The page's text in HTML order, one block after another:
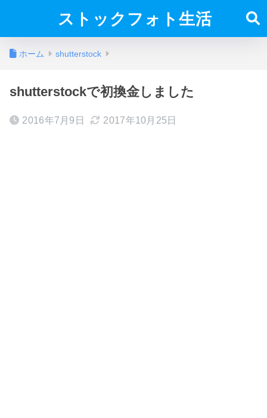
ストックフォト生活
ホーム shutterstock
shutterstockで初換金しました
2016年7月9日 2017年10月25日